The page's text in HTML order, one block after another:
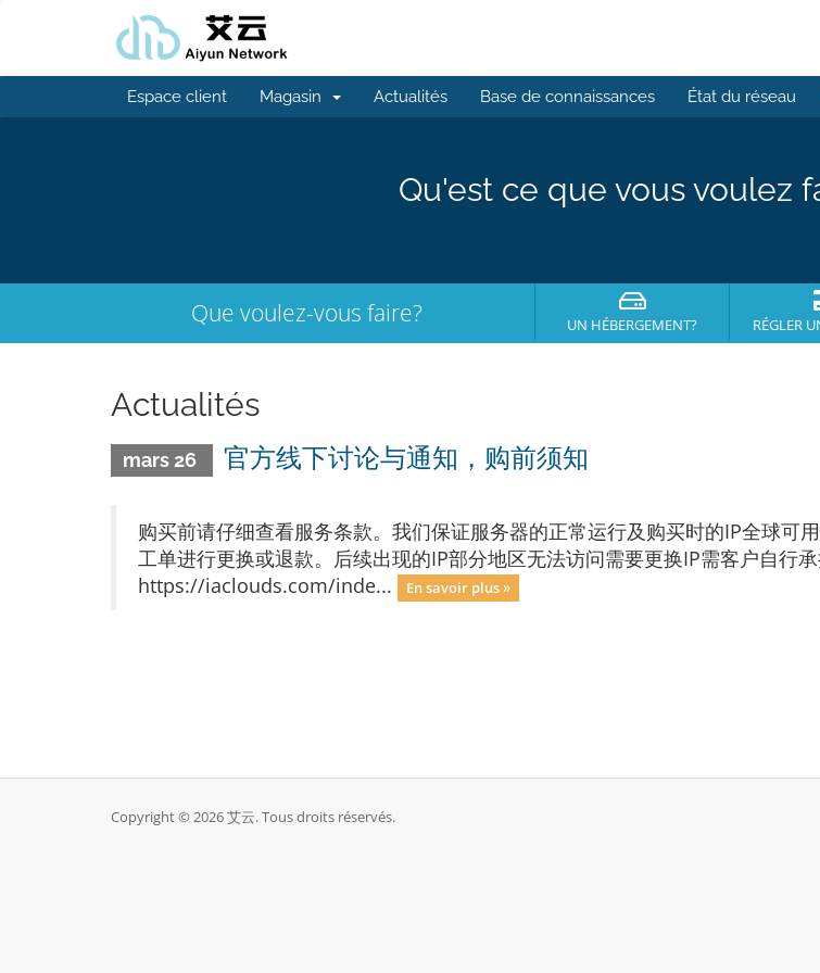
Espace client Magasin Actualités Base de connaissances État du réseau
Qu'est ce que vous voulez
Que voulez-vous faire? UN HÉBERGEMENT? RÉGLER
Actualités
mars 26 官方线下讨论与通知，购前须知
购买前请仔细查看服务条款。我们保证服务器的正常运行及购买时的IP全球可
工单进行更换或退款。后续出现的IP部分地区无法访问需要更换IP需客户自行
https://iaclouds.com/inde...
En savoir plus »
Copyright © 2026 艾云. Tous droits réservés.